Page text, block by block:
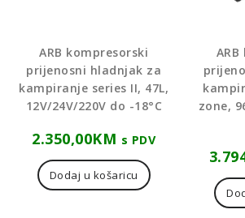
ARB kompresorski
prijenosni hladnjak za
kampiranje series II, 47L,
12V/24V/220V do -18°C
2.350,00KM s PDV
Dodaj u košaricu
zone,